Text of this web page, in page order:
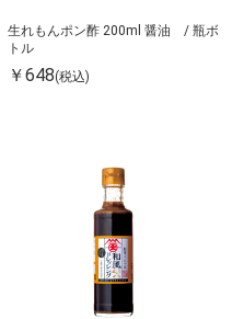
生れもんポン酢 200ml 醤油 / 瓶ボ
トル
￥648(税込)